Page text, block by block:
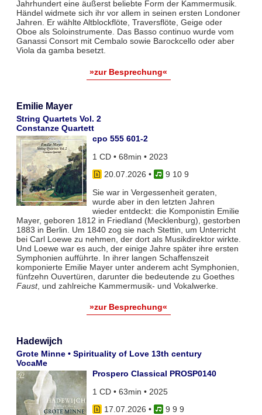
Jahrhundert eine äußerst beliebte Form der Kammermusik.
Händel widmete sich ihr vor allem in seinen ersten Londoner
Jahren. Er wählte Altblockflöte, Traversflöte, Geige oder
Oboe als Soloinstrumente. Das Basso continuo wurde vom
Ganassi Consort mit Cembalo sowie Barockcello oder aber
Viola da gamba besetzt.
»zur Besprechung«
Emilie Mayer
String Quartets Vol. 2
Constanze Quartett
cpo 555 601-2
1 CD • 68min • 2023
20.07.2026 •
9 10 9
Sie war in Vergessenheit geraten,
wurde aber in den letzten Jahren
wieder entdeckt: die Komponistin Emilie
Mayer, geboren 1812 in Friedland (Mecklenburg), gestorben
1883 in Berlin. Um 1840 zog sie nach Stettin, um Unterricht
bei Carl Loewe zu nehmen, der dort als Musikdirektor wirkte.
Und Loewe war es auch, der einige Jahre später ihre ersten
Symphonien aufführte. In ihrer langen Schaffenszeit
komponierte Emilie Mayer unter anderem acht Symphonien,
fünfzehn Ouvertüren, darunter die bedeutende zu Goethes
Faust, und zahlreiche Kammermusik- und Vokalwerke.
»zur Besprechung«
Hadewijch
Grote Minne • Spirituality of Love 13th century
VocaMe
Prospero Classical PROSP0140
1 CD • 63min • 2025
17.07.2026 •
9 9 9